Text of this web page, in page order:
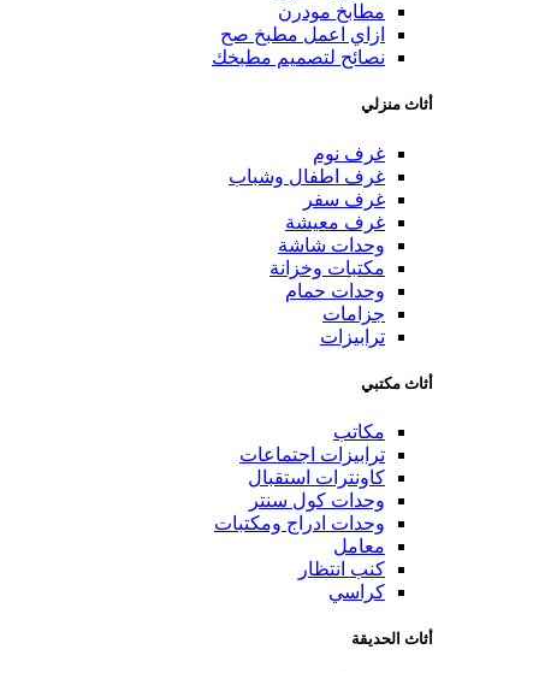
مطابخ مودرن
ازاي اعمل مطبخ صح
نصائح لتصميم مطبخك
أثاث منزلي
غرف نوم
غرف اطفال وشباب
غرف سفر
غرف معيشة
وحدات شاشة
مكتبات وخزانة
وحدات حمام
جزامات
ترابيزات
أثاث مكتبي
مكاتب
ترابيزات اجتماعات
كاونترات استقبال
وحدات كول سنتر
وحدات ادراج ومكتبات
معامل
كنب انتظار
كراسي
أثاث الحديقة